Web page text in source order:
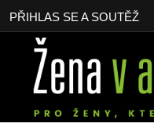
PŘIHLAS SE A SOUTĚŽ